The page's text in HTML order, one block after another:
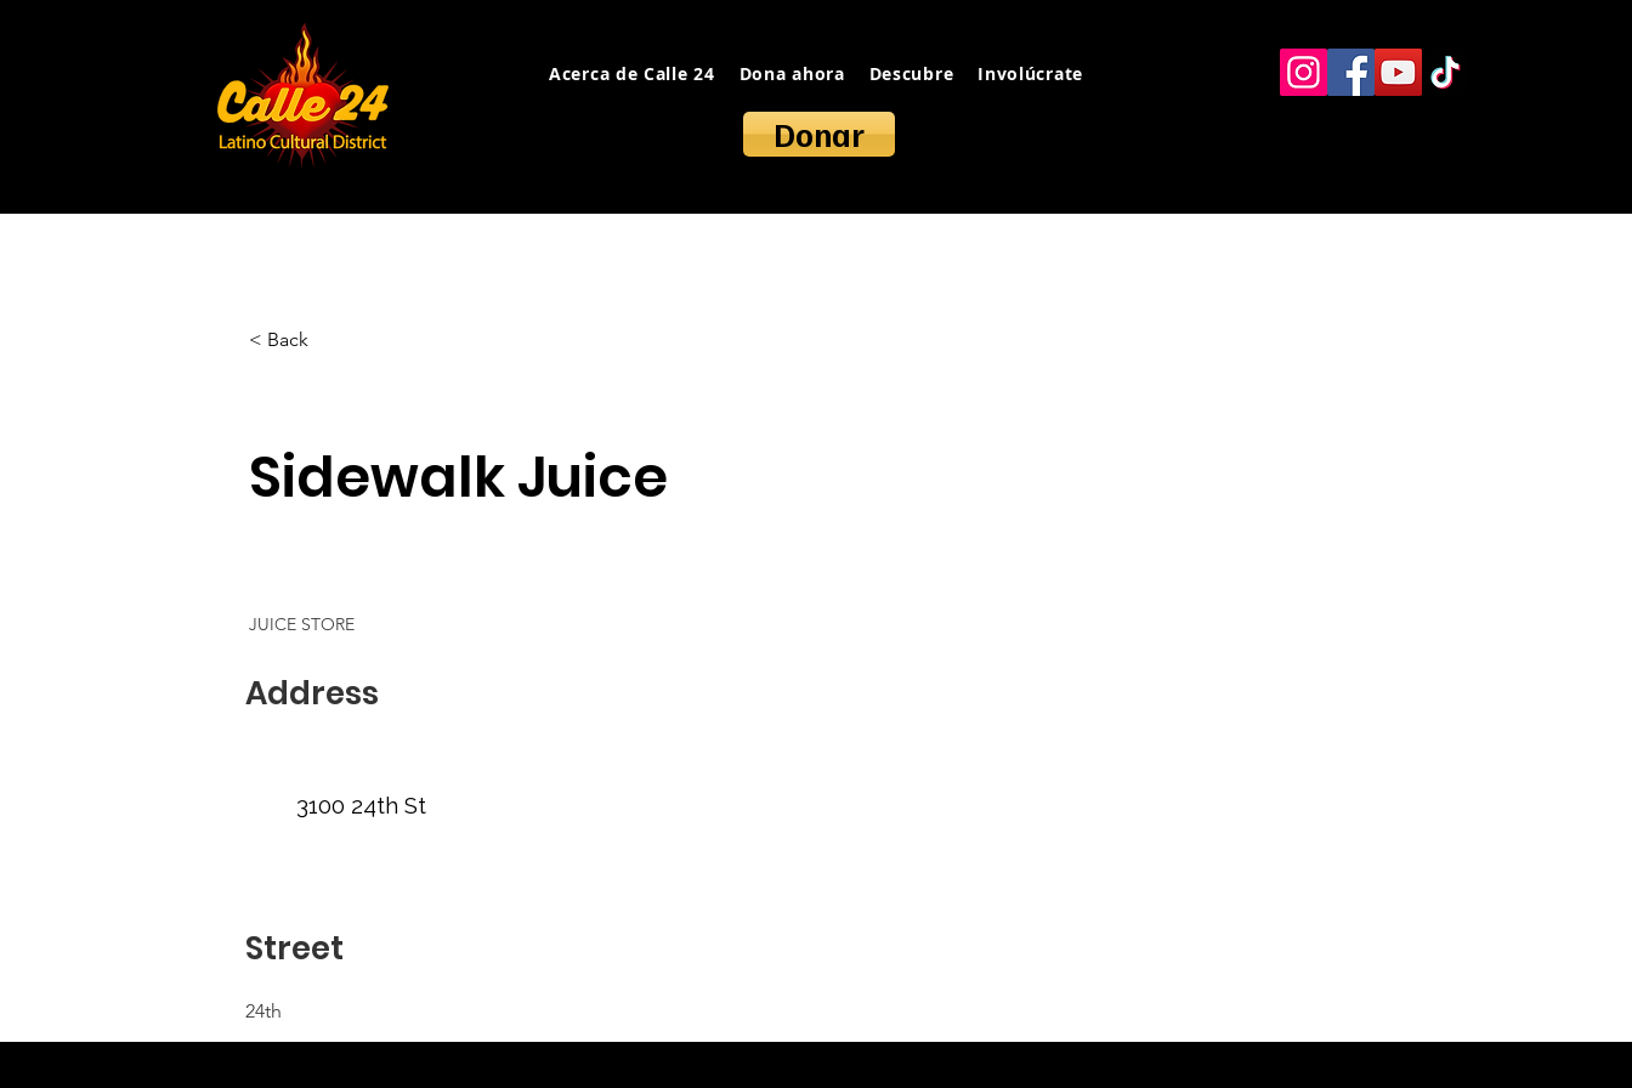
Acerca de Calle 24 Dona ahora Descubre Involúcrate Recursos alternos Contacto
Donar
< Back
Sidewalk Juice
JUICE STORE
Address
3100 24th St
Street
24th